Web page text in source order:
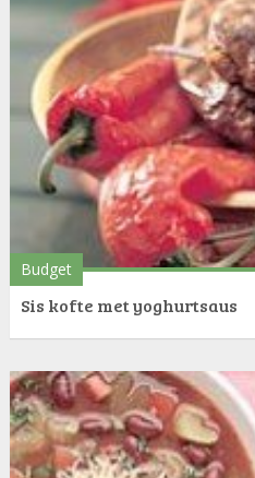
Budget
Sis kofte met yoghurtsaus